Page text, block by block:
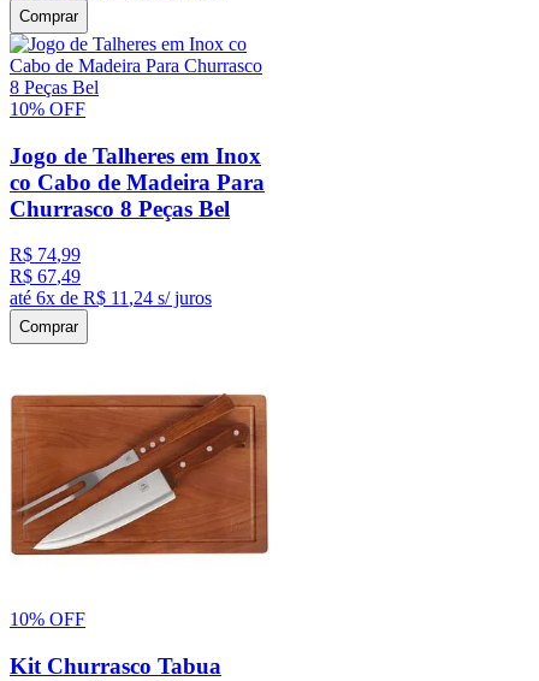
Comprar
10% OFF
Jogo de Talheres em Inox
co Cabo de Madeira Para
Churrasco 8 Peças Bel
R$ 74,99
R$ 67,49
até 6x de R$ 11 ,24 s/ juros
Comprar
10% OFF
Kit Churrasco Tabua